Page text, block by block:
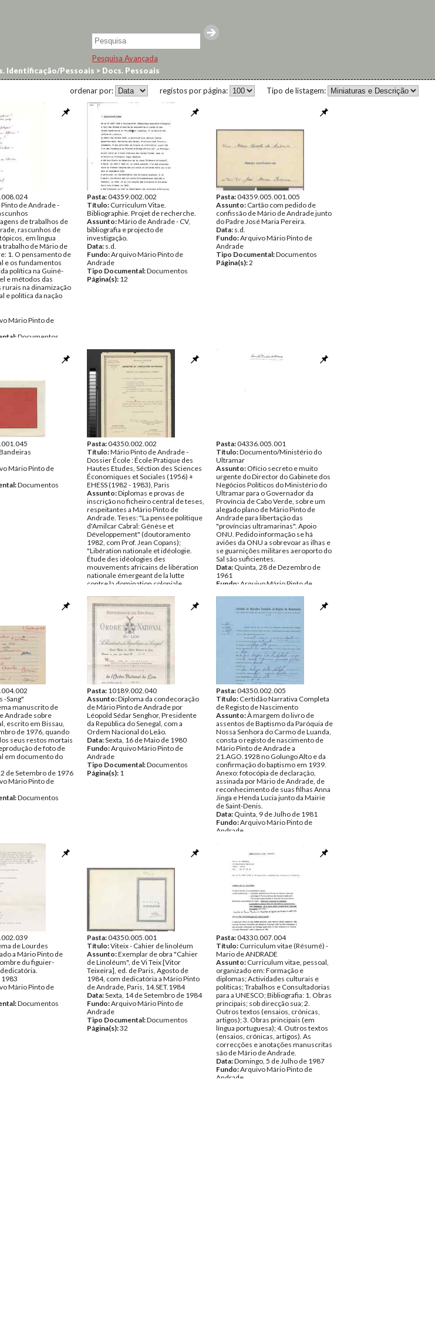
Pesquisa Avançada
Identificação/Pessoais > Docs. Pessoais
Tipo de listagem:
registos por página:
ordenar por:
de Andrade -
de trabalhos de
rascunhos de
em língua
trabalho de Mário de
1. O pensamento de
e os fundamentos
política na Guiné-
e métodos das
na dinamização
e política da nação
Mário Pinto de
Documentos
Pasta:04359.002.002
Título: Curriculum Vitae.
Bibliographie. Projet de recherche.
Assunto:Mário de Andrade - CV,
bibliografia e projecto de
investigação.
Data: s.d.
Fundo:Arquivo Mário Pinto de
Andrade
Tipo Documental:Documentos
Página(s): 12
Pasta:04359.005.001.005
Assunto: Cartão com pedido de
confissão de Mário de Andrade junto
do Padre José Maria Pereira.
Data: s.d.
Fundo:Arquivo Mário Pinto de
Andrade
Tipo Documental:Documentos
Página(s):2
Mário Pinto de
Documentos
Pasta:04350.002.002
Título:Mário Pinto de Andrade -
Dossier École : École Pratique des
Hautes Etudes, Séction des Sciences
Économiques et Sociales (1956) +
EHESS (1982 - 1983), Paris
Assunto:Diplomas e provas de
inscrição no ficheiro central de teses,
respeitantes a Mário Pinto de
Andrade. Teses: "La pensée politique
d'Amilcar Cabral: Génèse et
Développement" (doutoramento
1982, com Prof. Jean Copans);
"Libération nationale et idéologie.
Étude des idéologies des
mouvements africains de libération
nationale émergeant de la lutte
contre la domination coloniale
approfondies, com Prof. Jean Copans,
1983)
Data:
1956 - 1983
Fundo:Arquivo Mário Pinto de
Andrade
Tipo Documental:Documentos
Página(s):14
Pasta:04336.005.001
Título:Documento/Ministério do
Ultramar
Assunto: Ofício secreto e muito
urgente do Director do Gabinete dos
Negócios Políticos do Ministério do
Ultramar para o Governador da
Província de Cabo Verde, sobre um
alegado plano de Mário Pinto de
Andrade para libertação das
"províncias ultramarinas". Apoio
ONU. Pedido informação se há
aviões da ONU a sobrevoar as ilhas e
se guarnições militares aeroporto do
Sal são suficientes.
Data: Quinta, 28 de Dezembro de
1961
Fundo: Arquivo Mário Pinto de
Página(s):3
-Sang"
manuscrito de
Andrade sobre
escrito em Bissau,
de 1976, quando
seus restos mortais
de foto de
em documento do
de Setembro de 1976
Mário Pinto de
Documentos
Pasta: 10189.002.040
Assunto:Diploma da condecoração
de Mário Pinto de Andrade por
Léopold Sédar Senghor, Presidente
da República do Senegal, com a
Ordem Nacional do Leão.
Data:Sexta, 16 de Maio de 1980
Fundo:Arquivo Mário Pinto de
Andrade
Tipo Documental:Documentos
Página(s): 1
Pasta:04350.002.005
Título: Certidão Narrativa Completa
de Registo de Nascimento
Assunto:À margem do livro de
assentos de Baptismo da Paróquia de
Nossa Senhora do Carmo de Luanda,
consta o registo de nascimento de
Mário Pinto de Andrade a
21.AGO.1928 no Golungo Alto e da
confirmação do baptismo em 1939.
Anexo: fotocópia de declaração,
assinada por Mário de Andrade, de
reconhecimento de suas filhas Anna
Jinga e Henda Lucia junto da Mairie
de Saint-Denis.
Data: Quinta, 9 de Julho de 1981
Fundo:Arquivo Mário Pinto de
Andrade
de Lourdes
a Mário Pinto de
du figuier-
Mário Pinto de
Documentos
Pasta:04350.005.001
Título:Viteix - Cahier de linoléum
Assunto:Exemplar de obra "Cahier
de Linoléum", de Vi Teix [Vitor
Teixeira], ed. de Paris, Agosto de
1984, com dedicatória a Mário Pinto
de Andrade, Paris, 14.SET.1984
Data:Sexta, 14 de Setembro de 1984
Fundo:Arquivo Mário Pinto de
Andrade
Tipo Documental:Documentos
Página(s):32
Pasta:04330.007.004
Título: Curriculum vitae (Résumé) -
Mario de ANDRADE
Assunto: Curriculum vitae, pessoal,
organizado em: Formação e
diplomas; Actividades culturais e
políticas; Trabalhos e Consultadorias
para a UNESCO; Bibliografia: 1. Obras
principais; sob direcção sua; 2.
Outros textos (ensaios, crónicas,
artigos); 3. Obras principais (em
língua portuguesa); 4. Outros textos
(ensaios, crónicas, artigos). As
correcções e anotações manuscritas
são de Mário de Andrade.
Data:Domingo, 5 de Julho de 1987
Fundo:Arquivo Mário Pinto de
Andrade